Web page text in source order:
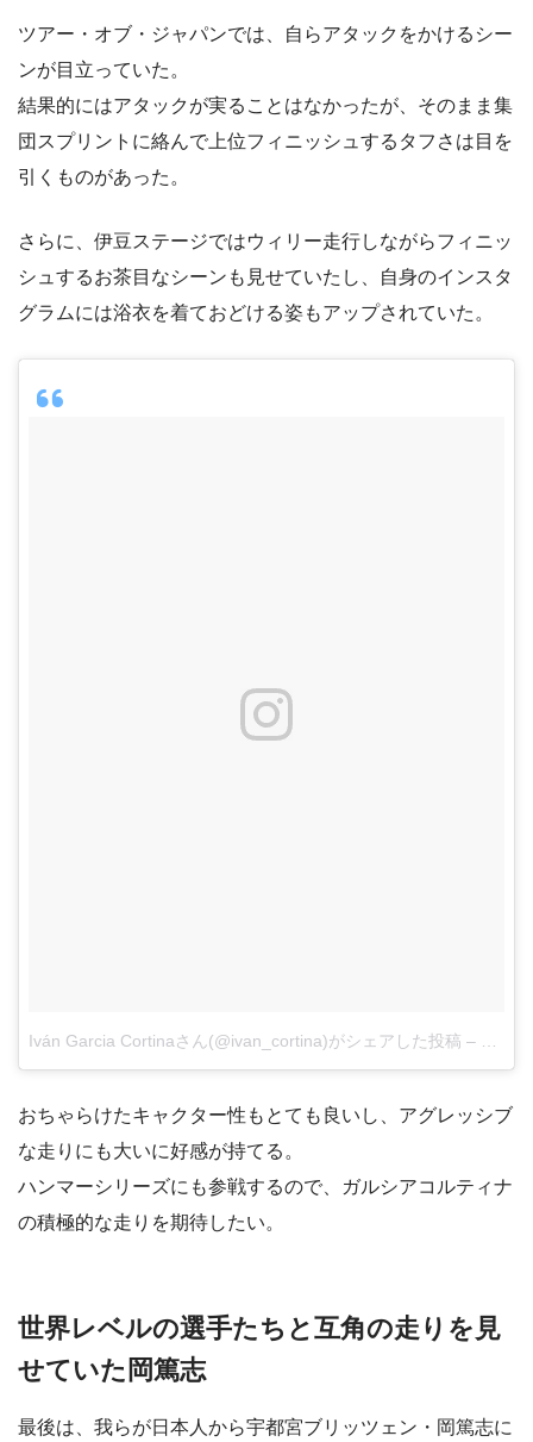
ツアー・オブ・ジャパンでは、自らアタックをかけるシー
ンが目立っていた。
結果的にはアタックが実ることはなかったが、そのまま集
団スプリントに絡んで上位フィニッシュするタフさは目を
引くものがあった。
さらに、伊豆ステージではウィリー走行しながらフィニッ
シュするお茶目なシーンも見せていたし、自身のインスタ
グラムには浴衣を着ておどける姿もアップされていた。
Iván Garcia Cortinaさん(@ivan_cortina)がシェアした投稿 – 2017
おちゃらけたキャクター性もとても良いし、アグレッシブ
な走りにも大いに好感が持てる。
ハンマーシリーズにも参戦するので、ガルシアコルティナ
の積極的な走りを期待したい。
世界レベルの選手たちと互角の走りを見
せていた岡篤志
最後は、我らが日本人から宇都宮ブリッツェン・岡篤志に